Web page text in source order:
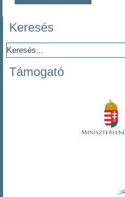
Keresés
Támogató